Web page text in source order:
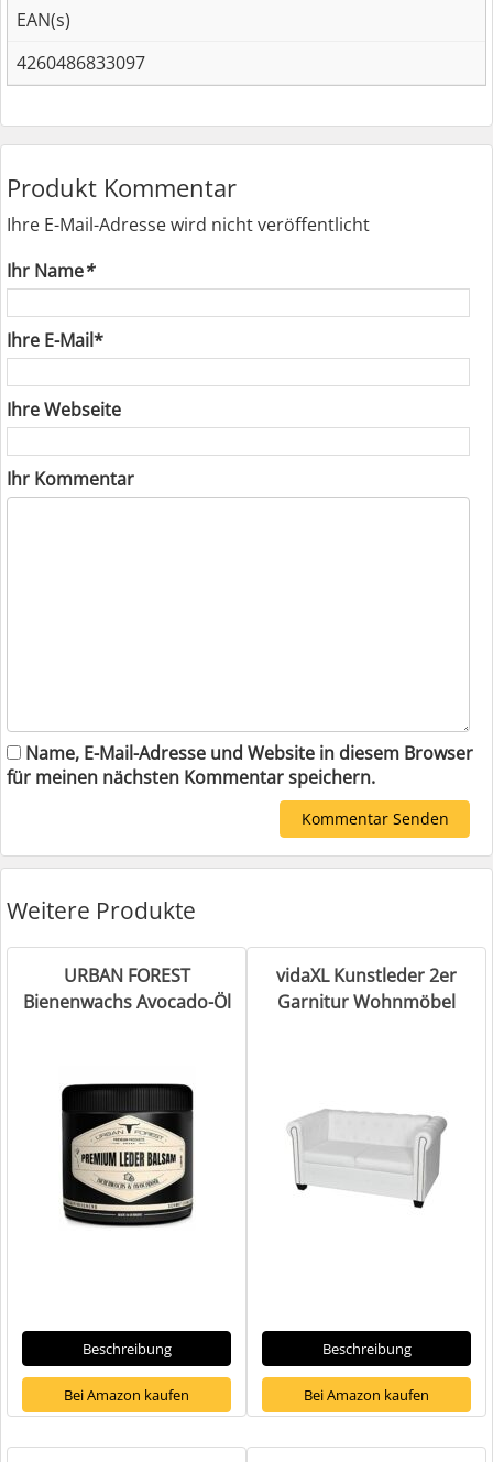
EAN(s)
4260486833097
Produkt Kommentar
Ihre E-Mail-Adresse wird nicht veröffentlicht
Ihr Name*
Ihre E-Mail*
Ihre Webseite
Ihr Kommentar
Name, E-Mail-Adresse und Website in diesem Browser
für meinen nächsten Kommentar speichern.
Weitere Produkte
URBAN FOREST
Bienenwachs Avocado-Öl
Beschreibung
Bei Amazon kaufen
vidaXL Kunstleder 2er
Garnitur Wohnmöbel
Beschreibung
Bei Amazon kaufen